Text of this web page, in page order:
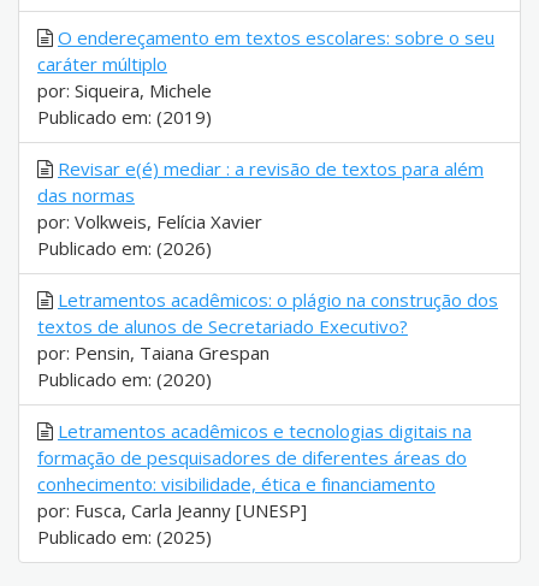
O endereçamento em textos escolares: sobre o seu
caráter múltiplo
por: Siqueira, Michele
Publicado em: (2019)
Revisar e(é) mediar : a revisão de textos para além
das normas
por: Volkweis, Felícia Xavier
Publicado em: (2026)
Letramentos acadêmicos: o plágio na construção dos
textos de alunos de Secretariado Executivo?
por: Pensin, Taiana Grespan
Publicado em: (2020)
Letramentos acadêmicos e tecnologias digitais na
formação de pesquisadores de diferentes áreas do
conhecimento: visibilidade, ética e financiamento
por: Fusca, Carla Jeanny [UNESP]
Publicado em: (2025)